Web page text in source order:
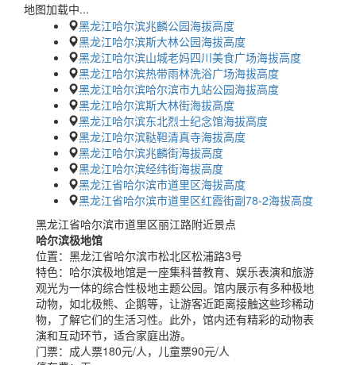
地图加载中...
黑龙江哈尔滨兆麟公园海拔高度
黑龙江哈尔滨斯大林公园海拔高度
黑龙江哈尔滨山城老妈四川美食广场海拔高度
黑龙江哈尔滨热带雨林洗浴广场海拔高度
黑龙江哈尔滨哈尔滨市九站公园海拔高度
黑龙江哈尔滨斯大林街海拔高度
黑龙江哈尔滨东北烈士纪念馆海拔高度
黑龙江哈尔滨鞑靼清真寺海拔高度
黑龙江哈尔滨兆麟街海拔高度
黑龙江哈尔滨经纬街海拔高度
黑龙江省哈尔滨市道里区海拔高度
黑龙江省哈尔滨市道里区红霞街副78-2海拔高度
黑龙江省哈尔滨市道里区丽江路附近景点
哈尔滨极地馆
位置： 黑龙江省哈尔滨市松北区松浦路3号
特色： 哈尔滨极地馆是一座集科普教育、娱乐表演和旅游
观光为一体的综合性极地主题公园。馆内展示有多种极地
动物，如北极熊、企鹅等，让游客近距离接触这些珍稀动
物，了解它们的生活习性。此外，馆内还有精彩的动物表
演和互动环节，适合家庭出游。
门票： 成人票180元/人，儿童票90元/人